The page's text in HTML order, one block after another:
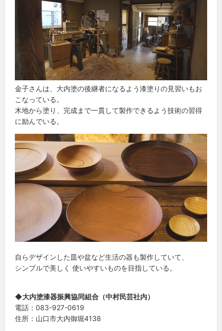
金子さんは、大内塗の後継者になるよう漆塗りの見習いもお
こなっている。
木地から塗り、完成まで一貫して製作できるよう技術の習得
に励んでいる。
自らデザインした皿や盆など生活の器も製作していて、
シンプルで美しく 使いやすいものを目指している。
◆大内塗漆器振興協同組合（中村民芸社内）
電話：083-927-0619
住所：山口市大内御堀4138